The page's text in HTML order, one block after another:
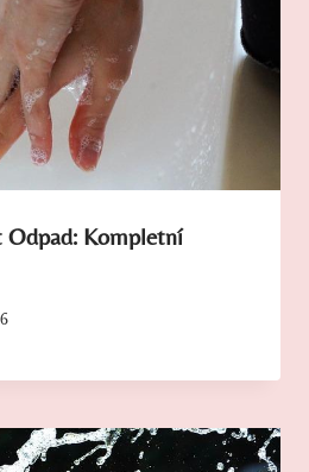
Odpad: Kompletní